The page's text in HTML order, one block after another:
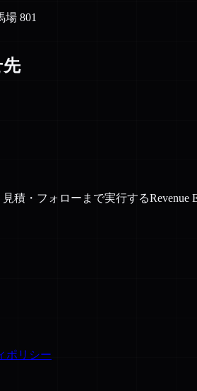
801
積・フォローまで実行するRevenue
ポリシー